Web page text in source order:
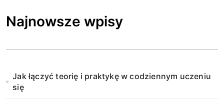
Najnowsze wpisy
Jak łączyć teorię i praktykę w codziennym uczeniu
się